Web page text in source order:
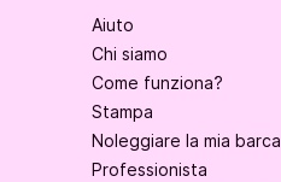
Aiuto
Chi siamo
Come funziona?
Stampa
Noleggiare la mia barca
Professionista